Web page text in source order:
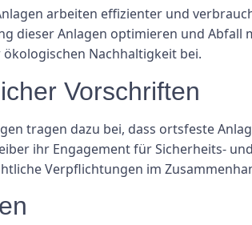
arbeiten effizienter und
dieser Anlagen optimieren und
Nachhaltigkeit bei.
Vorschriften
tragen dazu bei, dass ortsfeste
ihr Engagement für Sicherheits-
Verpflichtungen im